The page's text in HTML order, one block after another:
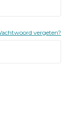
vergeten?